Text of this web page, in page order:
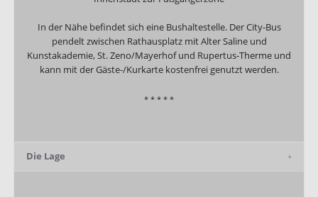
In der Nähe befindet sich eine Bushaltestelle. Der City-Bus
pendelt zwischen Rathausplatz mit Alter Saline und
Kunstakademie, St. Zeno/Mayerhof und Rupertus-Therme und
kann mit der Gäste-/Kurkarte kostenfrei genutzt werden.
* * * * *
Die Lage